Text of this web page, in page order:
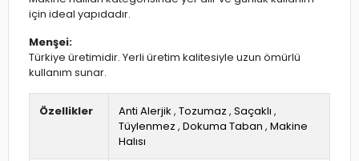
için ideal yapıdadır.
Menşei:
Türkiye üretimidir. Yerli üretim kalitesiyle uzun ömürlü
kullanım sunar.
Özellikler Anti Alerjik , Tozumaz , Saçaklı ,
Tüylenmez , Dokuma Taban , Makine
Halısı